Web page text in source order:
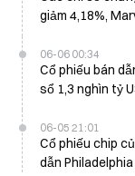
giảm 4,18%,
06-06 00:34
Cổ phiếu bán
sổ 1,3 nghìn tỷ
06-05 21:01
Cổ phiếu chip
dẫn